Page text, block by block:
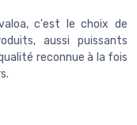
c'est le choix de
aussi puissants
reconnue à la fois